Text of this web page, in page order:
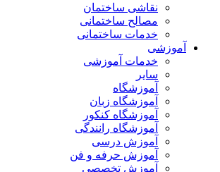
نقاشی ساختمان
مصالح ساختمانی
خدمات ساختمانی
آموزشی
خدمات آموزشی
سایر
آموزشگاه
آموزشگاه زبان
آموزشگاه کنکور
آموزشگاه رانندگی
آموزش درسی
آموزش حرفه و فن
آموزش تخصصی